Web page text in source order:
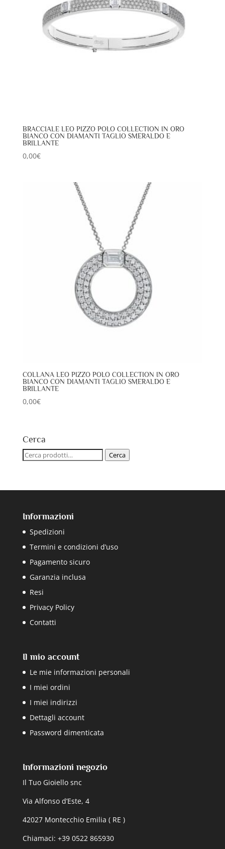
BRACCIALE LEO PIZZO POLO COLLECTION IN ORO
BIANCO CON DIAMANTI TAGLIO SMERALDO E
BRILLANTE
0,00€
COLLANA LEO PIZZO POLO COLLECTION IN ORO
BIANCO CON DIAMANTI TAGLIO SMERALDO E
BRILLANTE
0,00€
Cerca
Cerca: Cerca
Informazioni
Spedizioni
Termini e condizioni d’uso
Pagamento sicuro
Garanzia inclusa
Resi
Privacy Policy
Contatti
Il mio account
Le mie informazioni personali
I miei ordini
I miei indirizzi
Dettagli account
Password dimenticata
Informazioni negozio
Il Tuo Gioiello snc
Via Alfonso d’Este, 4
42027 Montecchio Emilia ( RE )
Chiamaci: +39 0522 865930